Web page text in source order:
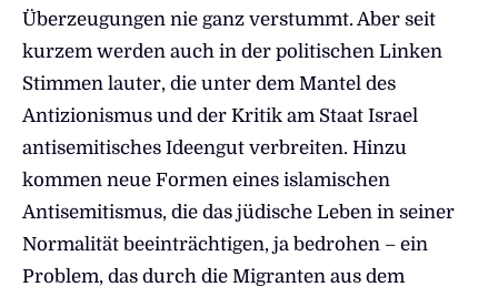
Überzeugungen nie ganz verstummt. Aber seit
kurzem werden auch in der politischen Linken
Stimmen lauter, die unter dem Mantel des
Antizionismus und der Kritik am Staat Israel
antisemitisches Ideengut verbreiten. Hinzu
kommen neue Formen eines islamischen
Antisemitismus, die das jüdische Leben in seiner
Normalität beeinträchtigen, ja bedrohen – ein
Problem, das durch die Migranten aus dem